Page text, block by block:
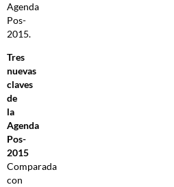
Agenda
Pos-
2015.
Tres
nuevas
claves
de
la
Agenda
Pos-
2015
Comparada
con